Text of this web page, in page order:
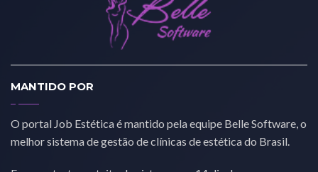
MANTIDO POR
O portal Job Estética é mantido pela equipe Belle Software, o
melhor sistema de gestão de clínicas de estética do Brasil.